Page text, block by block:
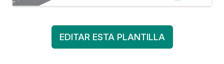
EDITAR ESTA PLANTILLA